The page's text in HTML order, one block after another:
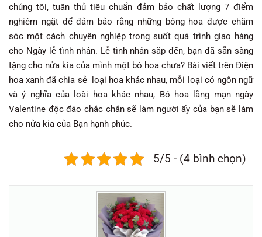
chúng tôi, tuân thủ tiêu chuẩn đảm bảo chất lượng 7 điểm
nghiêm ngặt để đảm bảo rằng những bông hoa được chăm
sóc một cách chuyên nghiệp trong suốt quá trình giao hàng
cho Ngày lễ tình nhân. Lễ tình nhân sắp đến, bạn đã sẵn sàng
tặng cho nửa kia của mình một bó hoa chưa? Bài viết trên Điện
hoa xanh đã chia sẻ loại hoa khác nhau, mỗi loại có ngôn ngữ
và ý nghĩa của loài hoa khác nhau, Bó hoa lãng mạn ngày
Valentine độc ​​đáo chắc chắn sẽ làm người ấy của bạn sẽ làm
cho nửa kia của Bạn hạnh phúc.
5/5 - (4 bình chọn)